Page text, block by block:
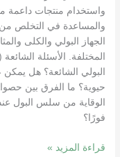
واستخدام منتجات داعمة
والمساعدة في التخلص من
الجهاز البولي والكلى
البولي الشائعة؟ هل يمكن
حيوية؟ ما الفرق بين
الوقاية من سلس البول
فورًا؟
قراءة المزيد »